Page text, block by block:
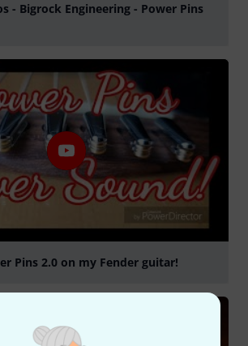
- Bigrock Engineering - Power Pins
Pins 2.0 on my Fender guitar!